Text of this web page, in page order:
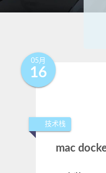
05月
16
技术栈
mac